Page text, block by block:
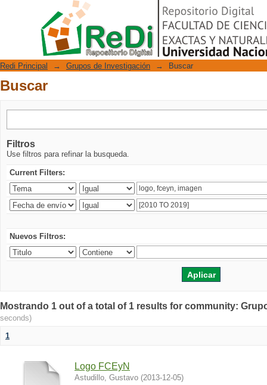
Repositorio Digital
Redi Principal → Grupos de Investigación → Buscar
Buscar
Filtros
Use filtros para refinar la busqueda.
Current Filters:
Nuevos Filtros:
Mostrando 1 out of a total of 1 results for community:
seconds)
1
Logo FCEyN
Astudillo, Gustavo (2013-12-05)